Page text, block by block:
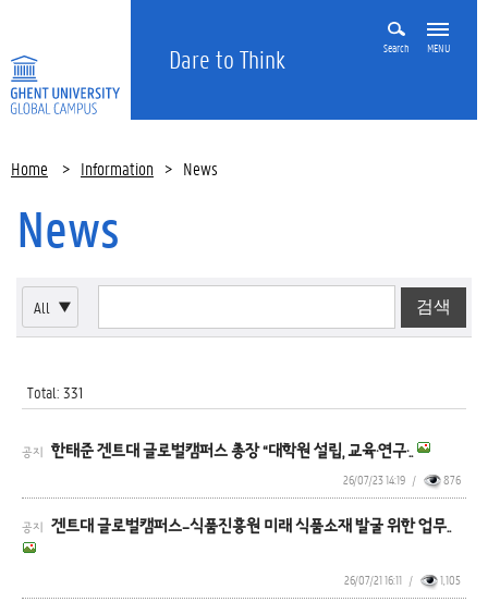
Dare to Think Search MENU
Home > Information > News
News
All ▼
Total: 331
공지 한태준 겐트대 글로벌캠퍼스 총장 “대학원 설립, 교육·연구·..
26/07/23 14:19 / 876
공지 겐트대 글로벌캠퍼스–식품진흥원 미래 식품소재 발굴 위한 업무..
26/07/21 16:11 / 1,105